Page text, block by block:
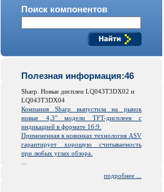
Поиск компонентов
Полезная информация:46
Sharp. Новые дисплеи LQ043T3DX02 и
LQ043T3DX04
Компания Sharp выпустила на рынок
новые 4,3" модели TFT-дисплеев с
индикацией в формате 16:9.
Примененная в новинках технология ASV
гарантирует хорошую считываемость
при любых углах обзора.
подробнее ...